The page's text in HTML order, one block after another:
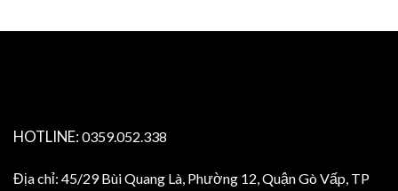
HOTLINE: 0359.052.338
Địa chỉ: 45/29 Bùi Quang Là, Phường 12, Quận Gò Vấp, TP